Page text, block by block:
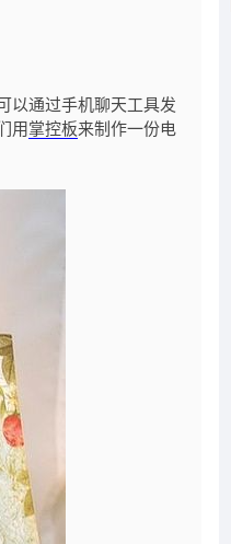
以通过手机聊天工具发
用掌控板来制作一份电